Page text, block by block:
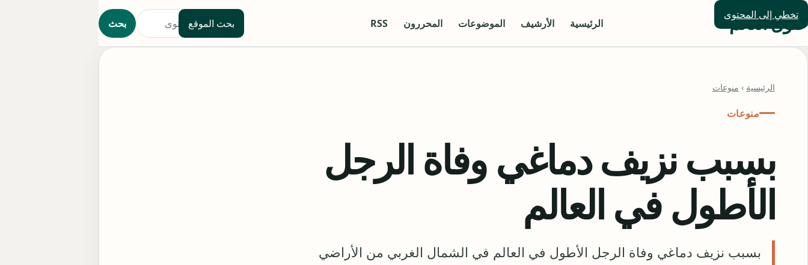
تخطي إلى المحتوى
حلول العالم الرئيسية الأرشيف الموضوعات المحررون RSS بحث الموقع بحث
الرئيسية › منوعات
منوعات
بسبب نزيف دماغي وفاة الرجل
الأطول في العالم
بسبب نزيف دماغي وفاة الرجل الأطول في العالم في الشمال الغربي من الأراضي